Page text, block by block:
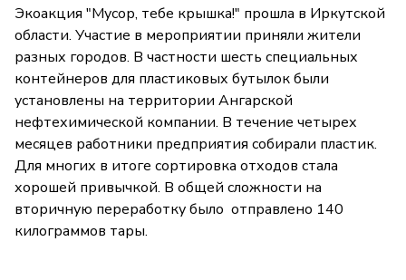
Экоакция "Мусор, тебе крышка!" прошла в Иркутской
области. Участие в мероприятии приняли жители
разных городов. В частности шесть специальных
контейнеров для пластиковых бутылок были
установлены на территории Ангарской
нефтехимической компании. В течение четырех
месяцев работники предприятия собирали пластик.
Для многих в итоге сортировка отходов стала
хорошей привычкой. В общей сложности на
вторичную переработку было отправлено 140
килограммов тары.